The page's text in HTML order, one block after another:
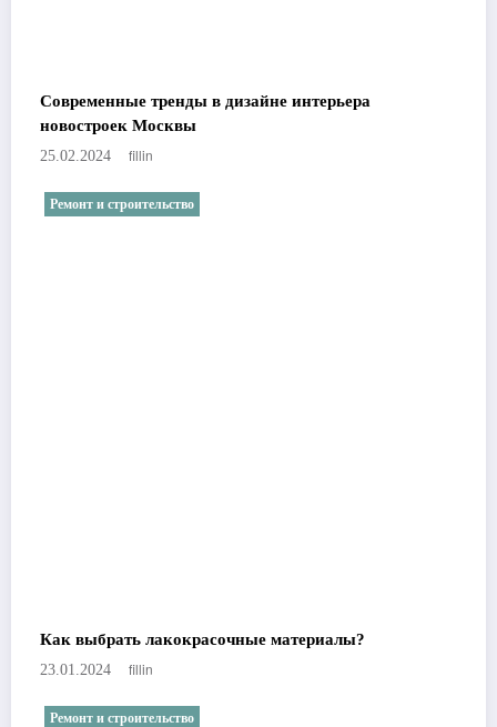
Современные тренды в дизайне интерьера
новостроек Москвы
25.02.2024 fillin
Ремонт и строительство
Как выбрать лакокрасочные материалы?
23.01.2024 fillin
Ремонт и строительство